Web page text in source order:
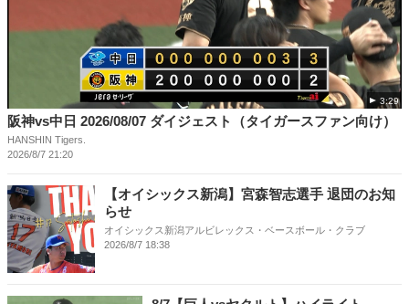
3:29
阪神vs中日 2026/08/07 ダイジェスト（タイガースファン向け）
HANSHIN Tigers.
2026/8/7 21:20
【オイシックス新潟】宮森智志選手 退団のお知
らせ
オイシックス新潟アルビレックス・ベースボール・クラブ
2026/8/7 18:38